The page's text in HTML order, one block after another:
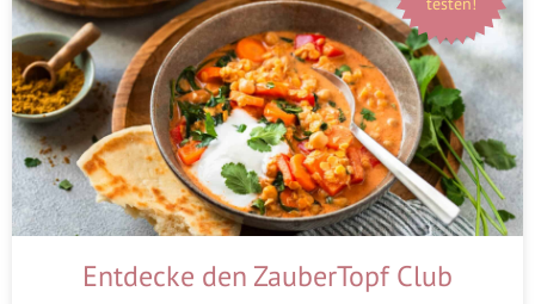
Entdecke den ZauberTopf Club